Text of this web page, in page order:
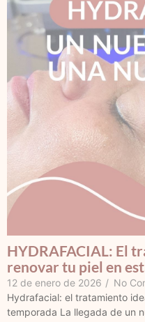
HYDRAFACIAL: El
renovar tu piel en
12 de enero de 2026 / No
Hydrafacial: el tratamiento
temporada La llegada de un